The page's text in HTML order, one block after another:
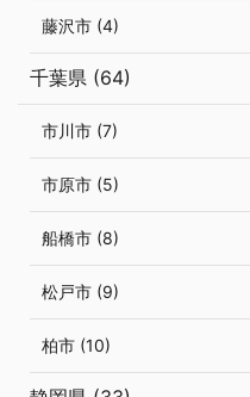
藤沢市 (4)
千葉県 (64)
市川市 (7)
市原市 (5)
船橋市 (8)
松戸市 (9)
柏市 (10)